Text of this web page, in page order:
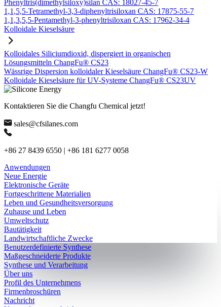
Phenyltris(dimethylsiloxy)silan CAS: 18027-45-7
1,1,5,5-Tetramethyl-3,3-diphenyltrisiloxan CAS: 17875-55-7
1,1,3,5,5-Pentamethyl-3-phenyltrisiloxan CAS: 17962-34-4
Kolloidale Kieselsäure
Kolloidales Siliciumdioxid, dispergiert in organischen
Lösungsmitteln ChangFu® CS23
Wässrige Dispersion kolloidaler Kieselsäure ChangFu® CS23-W
Kolloidale Kieselsäure für UV-Systeme ChangFu® CS23UV
Kontaktieren Sie die Changfu Chemical jetzt!
sales@cfsilanes.com
+86 27 8439 6550 | +86 181 6277 0058
Anwendungen
Neue Energie
Elektronische Geräte
Fortgeschrittene Materialien
Leben und Gesundheitsversorgung
Zuhause und Leben
Umweltschutz
Bautätigkeit
Landwirtschaftliche Zwecke
Benutzerdefinierte Synthese
Maßgeschneiderte Produkte
Synthese und Verarbeitung
Über uns
Profil des Unternehmens
Firmenbroschüren
Nachricht